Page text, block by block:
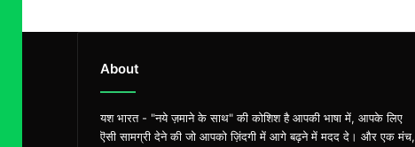
About
यश भारत - "नये ज़माने के साथ" की कोशिश है आपकी भाषा में, आपके लिए
ऎसी सामग्री देने की जो आपको ज़िंदगी में आगे बढ़ने में मदद दे। और एक मंच,